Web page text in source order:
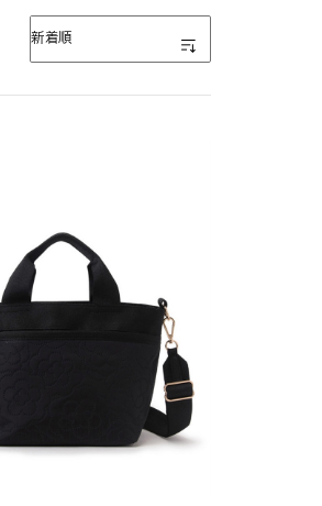
表示順
新着順